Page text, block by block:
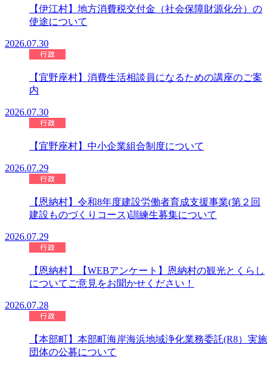
【伊江村】地方消費税交付金（社会保障財源化分）の
使途について
2026.07.30
【宜野座村】消費生活相談員になるための講座のご案
内
2026.07.30
【宜野座村】中小企業組合制度について
2026.07.29
【恩納村】令和8年度建設労働者育成支援事業(第２回
建設ものづくりコース)訓練生募集について
2026.07.29
【恩納村】【WEBアンケート】恩納村の観光とくらし
についてご意見をお聞かせください！
2026.07.28
【本部町】本部町海岸海浜地域浄化業務委託(R8）実施
団体の公募について